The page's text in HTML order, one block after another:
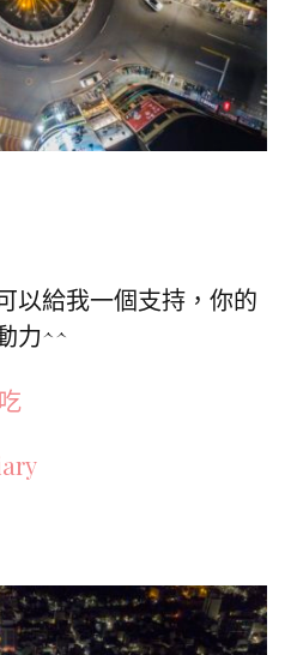
以給我一個支持，你的
力^^